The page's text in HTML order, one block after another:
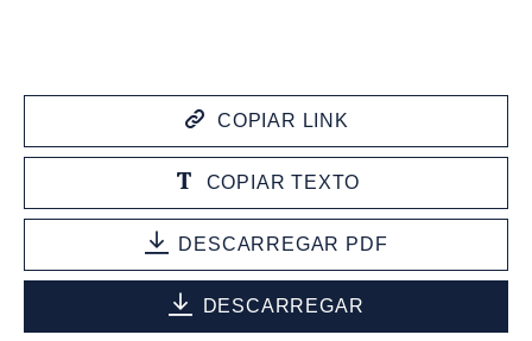
COPIAR LINK
COPIAR TEXTO
DESCARREGAR PDF
DESCARREGAR